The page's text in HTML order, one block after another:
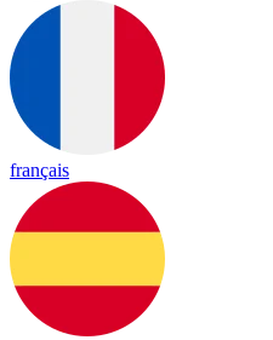
français